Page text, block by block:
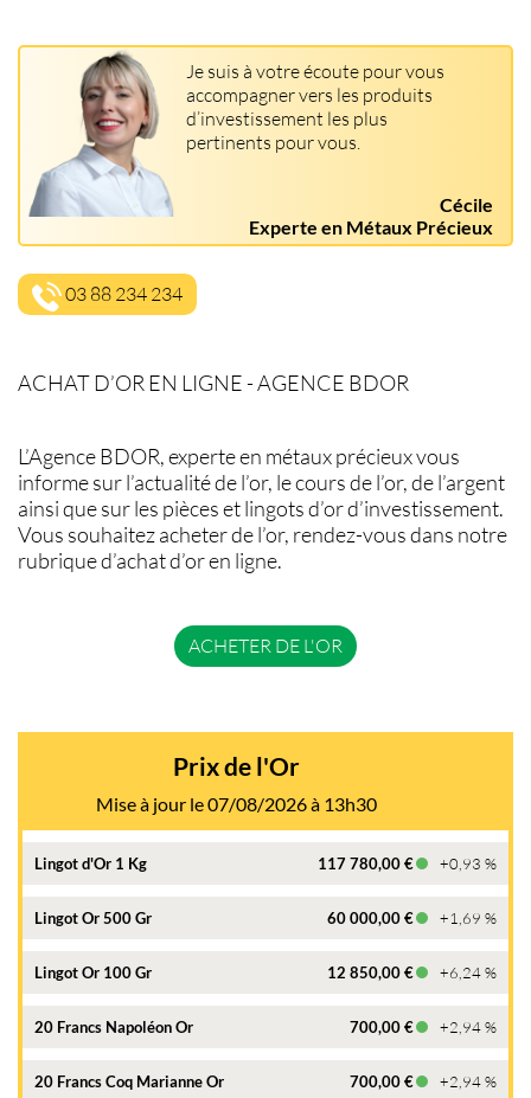
Je suis à votre écoute pour vous
accompagner vers les produits
d’investissement les plus
pertinents pour vous.
Cécile
Experte en Métaux Précieux
03 88 234 234
ACHAT D’OR EN LIGNE - AGENCE BDOR
L’Agence BDOR, experte en métaux précieux vous
informe sur l’actualité de l’or, le cours de l’or, de l’argent
ainsi que sur les pièces et lingots d’or d’investissement.
Vous souhaitez acheter de l’or, rendez-vous dans notre
rubrique d’achat d’or en ligne.
ACHETER DE L'OR
Prix de l'Or
Mise à jour le 07/08/2026 à 13h30
Lingot d'Or 1 Kg 117 780,00 € +0,93 %
Lingot Or 500 Gr 60 000,00 € +1,69 %
Lingot Or 100 Gr 12 850,00 € +6,24 %
20 Francs Napoléon Or 700,00 € +2,94 %
20 Francs Coq Marianne Or 700,00 € +2,94 %